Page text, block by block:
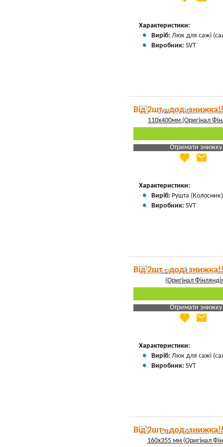
Характеристики:
Виріб: Люк для сажі
Виробник: SVT
Від 2шт - дод.
Отримати знижку
Яка Ваша ціна
favorite email
Характеристики:
Виріб: Рушта
Виробник: SVT
Від 2шт - дод.
Отримати знижку
Яка Ваша ціна
favorite email
Характеристики:
Виріб: Люк для сажі
Виробник: SVT
Від 2шт - дод.